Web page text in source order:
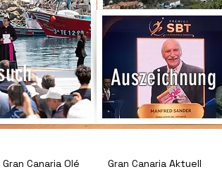
Auszeichnung
Canaria Olé Gran Canaria Aktuell